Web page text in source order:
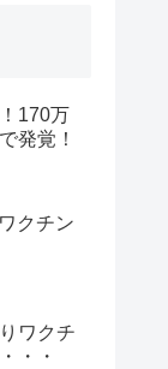
170万
発覚！
クチン
ワクチ
・・